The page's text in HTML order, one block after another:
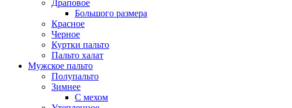
Драповое
Большого размера
Красное
Черное
Куртки пальто
Пальто халат
Мужское пальто
Полупальто
Зимнее
С мехом